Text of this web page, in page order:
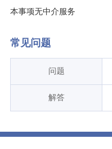
本事项无中介服务
常见问题
问题
解答